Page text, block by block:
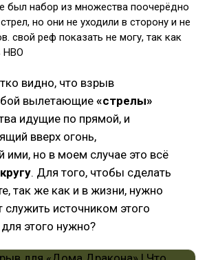
был набор из множества поочерёдно
но они не уходили в сторону и не
свой реф показать не могу, так как
видно, что взрыв
вылетающие «стрелы»
идущие по прямой, и
вверх огонь,
но в моем случае это всё
. Для того, чтобы сделать
так же как и в жизни, нужно
служить источником этого
этого нужно?